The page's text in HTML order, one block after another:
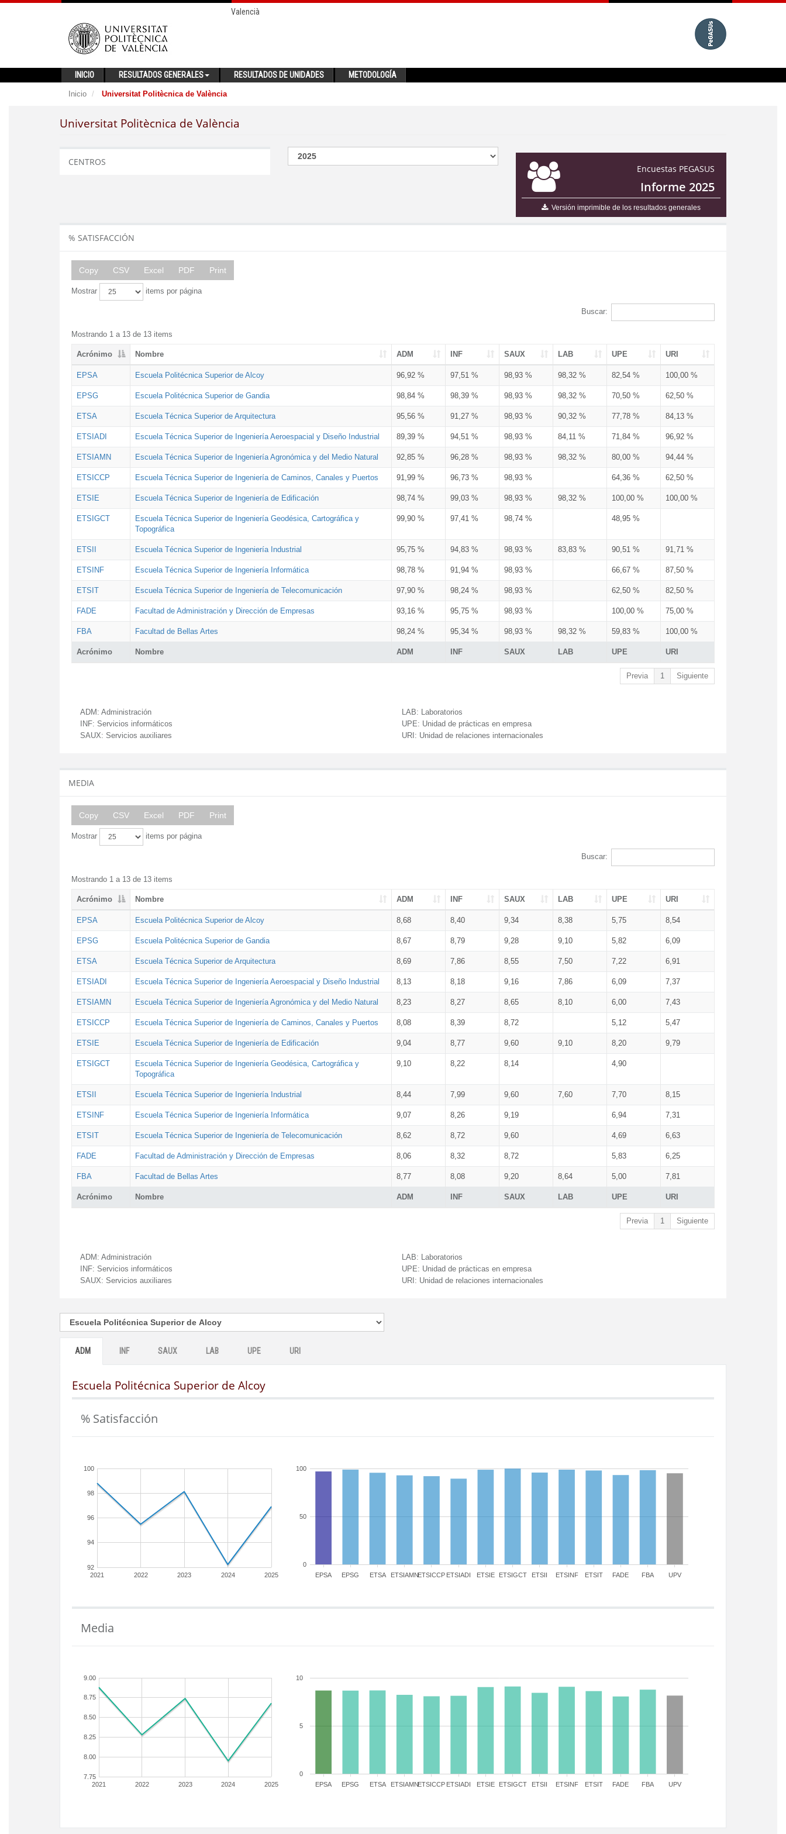
Valencià
INICIO RESULTADOS GENERALES RESULTADOS DE UNIDADES METODOLOGÍA
Inicio Universitat Politècnica de València
Universitat Politècnica de València
Encuestas PEGASUS
Informe 2025
Versión imprimible de los resultados generales
CENTROS
% SATISFACCIÓN
Copy CSV Excel PDF Print
Mostrar items por página
Buscar:
Mostrando 1 a 13 de 13 items
Acrónimo Nombre ADM INF SAUX LAB UPE URI
Acrónimo Nombre ADM INF SAUX LAB UPE URI
EPSA Escuela Politécnica Superior de Alcoy 96,92 % 97,51 % 98,93 % 98,32 % 82,54 % 100,00 %
EPSG Escuela Politécnica Superior de Gandia 98,84 % 98,39 % 98,93 % 98,32 % 70,50 % 62,50 %
ETSA Escuela Técnica Superior de Arquitectura 95,56 % 91,27 % 98,93 % 90,32 % 77,78 % 84,13 %
ETSIADI Escuela Técnica Superior de Ingeniería Aeroespacial y Diseño Industrial 89,39 % 94,51 % 98,93 % 84,11 % 71,84 % 96,92 %
ETSIAMN Escuela Técnica Superior de Ingeniería Agronómica y del Medio Natural 92,85 % 96,28 % 98,93 % 98,32 % 80,00 % 94,44 %
ETSICCP Escuela Técnica Superior de Ingeniería de Caminos, Canales y Puertos 91,99 % 96,73 % 98,93 % 64,36 % 62,50 %
ETSIE Escuela Técnica Superior de Ingeniería de Edificación 98,74 % 99,03 % 98,93 % 98,32 % 100,00 % 100,00 %
ETSIGCT
Escuela Técnica Superior de Ingeniería Geodésica, Cartográfica y
Topográfica
99,90 % 97,41 % 98,74 % 48,95 %
ETSII Escuela Técnica Superior de Ingeniería Industrial 95,75 % 94,83 % 98,93 % 83,83 % 90,51 % 91,71 %
ETSINF Escuela Técnica Superior de Ingeniería Informática 98,78 % 91,94 % 98,93 % 66,67 % 87,50 %
ETSIT Escuela Técnica Superior de Ingeniería de Telecomunicación 97,90 % 98,24 % 98,93 % 62,50 % 82,50 %
FADE Facultad de Administración y Dirección de Empresas 93,16 % 95,75 % 98,93 % 100,00 % 75,00 %
FBA Facultad de Bellas Artes 98,24 % 95,34 % 98,93 % 98,32 % 59,83 % 100,00 %
Previa 1 Siguiente
ADM: Administración
INF: Servicios informáticos
SAUX: Servicios auxiliares
LAB: Laboratorios
UPE: Unidad de prácticas en empresa
URI: Unidad de relaciones internacionales
MEDIA
Copy CSV Excel PDF Print
Mostrar items por página
Buscar:
Mostrando 1 a 13 de 13 items
Acrónimo Nombre ADM INF SAUX LAB UPE URI
Acrónimo Nombre ADM INF SAUX LAB UPE URI
EPSA Escuela Politécnica Superior de Alcoy 8,68 8,40 9,34 8,38 5,75 8,54
EPSG Escuela Politécnica Superior de Gandia 8,67 8,79 9,28 9,10 5,82 6,09
ETSA Escuela Técnica Superior de Arquitectura 8,69 7,86 8,55 7,50 7,22 6,91
ETSIADI Escuela Técnica Superior de Ingeniería Aeroespacial y Diseño Industrial 8,13 8,18 9,16 7,86 6,09 7,37
ETSIAMN Escuela Técnica Superior de Ingeniería Agronómica y del Medio Natural 8,23 8,27 8,65 8,10 6,00 7,43
ETSICCP Escuela Técnica Superior de Ingeniería de Caminos, Canales y Puertos 8,08 8,39 8,72 5,12 5,47
ETSIE Escuela Técnica Superior de Ingeniería de Edificación 9,04 8,77 9,60 9,10 8,20 9,79
ETSIGCT
Escuela Técnica Superior de Ingeniería Geodésica, Cartográfica y
Topográfica
9,10 8,22 8,14 4,90
ETSII Escuela Técnica Superior de Ingeniería Industrial 8,44 7,99 9,60 7,60 7,70 8,15
ETSINF Escuela Técnica Superior de Ingeniería Informática 9,07 8,26 9,19 6,94 7,31
ETSIT Escuela Técnica Superior de Ingeniería de Telecomunicación 8,62 8,72 9,60 4,69 6,63
FADE Facultad de Administración y Dirección de Empresas 8,06 8,32 8,72 5,83 6,25
FBA Facultad de Bellas Artes 8,77 8,08 9,20 8,64 5,00 7,81
Previa 1 Siguiente
ADM: Administración
INF: Servicios informáticos
SAUX: Servicios auxiliares
LAB: Laboratorios
UPE: Unidad de prácticas en empresa
URI: Unidad de relaciones internacionales
ADM INF SAUX LAB UPE URI
Escuela Politécnica Superior de Alcoy
% Satisfacción
2021 2022 2023 2024 2025
92
94
96
98
100
EPSA EPSG ETSA ETSIAMNETSICCP ETSIADI ETSIE ETSIGCT ETSII ETSINF ETSIT FADE FBA UPV
0
50
100
Media
2021 2022 2023 2024 2025
7.75
8.00
8.25
8.50
8.75
9.00
EPSA EPSG ETSA ETSIAMNETSICCP ETSIADI ETSIE ETSIGCT ETSII ETSINF ETSIT FADE FBA UPV
0
5
10